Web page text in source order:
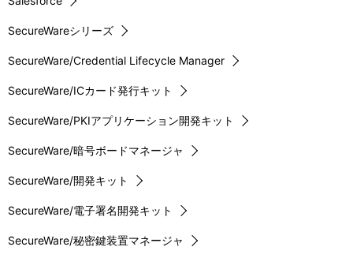
SecureWareシリーズ
SecureWare/Credential Lifecycle Manager
SecureWare/ICカード発行キット
SecureWare/PKIアプリケーション開発キット
SecureWare/暗号ボードマネージャ
SecureWare/開発キット
SecureWare/電子署名開発キット
SecureWare/秘密鍵装置マネージャ